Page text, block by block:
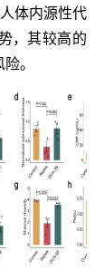
体内源性代
，其较高的
。